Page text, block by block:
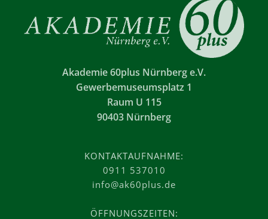
Akademie 60plus Nürnberg e.V.
Gewerbemuseumsplatz 1
Raum U 115
90403 Nürnberg
KONTAKTAUFNAHME:
0911 537010
info@ak60plus.de
ÖFFNUNGSZEITEN: